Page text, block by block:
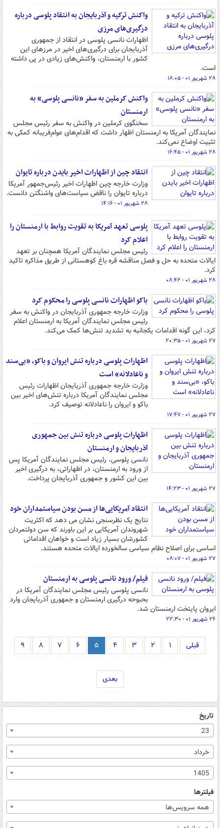
واکنش ترکیه و آذربایجان به انتقاد پلوسی درباره
درگیری‌های مرزی
اظهارات نانسی پلوسی در انتقاد از جمهوری
آذربایجان برای درگیری‌های اخیر در مرزهای این
کشور با ارمنستان، واکنش‌های زیادی در پی داشته
است.
۲۸ شهریور ۰۱ - ۱۸:۰۵
واکنش کرملین به سفر «نانسی پلوسی» به
ارمنستان
سخنگوی کرملین در واکنش به سفر رئیس مجلس
نمایندگان آمریکا به ارمنستان اظهار داشت که اقدام‌های عوام‌فریبانه کمکی به
تثبیت اوضاع نمی‌کند.
۲۸ شهریور ۰۱ - ۱۶:۴۵
انتقاد چین از اظهارات اخیر بایدن درباره تایوان
وزارت خارجه چین اظهارات اخیر رئیس‌جمهور آمریکا
درباره تایوان را ناقض سیاست‌های واشنگتن دانست.
۲۸ شهریور ۰۱ - ۱۴:۱۶
پلوسی تعهد آمریکا به تقویت روابط با ارمنستان را
اعلام کرد
رئیس مجلس نمایندگان آمریکا همچنان بر تعهد
ایالات متحده به حل و فصل مناقشه قره باغ کوهستانی از طریق مذاکره تاکید
کرد.
۲۸ شهریور ۰۱ - ۰۸:۴۲
باکو اظهارات نانسی پلوسی را محکوم کرد
وزارت خارجه جمهوری آذربایجان در واکنش به سفر
رئیس مجلس نمایندگان آمریکا به ارمنستان اعلام
کرد، این گونه اقدامات یکجانبه به تشدید تنش‌ها کمک می‌کند.
۲۷ شهریور ۰۱ - ۲۰:۳۵
اظهارات پلوسی درباره تنش ایروان و باکو، «بی‌سند
و ناعادلانه» است
وزارت خارجه جمهوری آذربایجان اظهارات رئیس
مجلس نمایندگان آمریکا درباره تنش‌های اخیر بین
باکو و ایروان را ناعادلانه توصیف کرد.
۲۷ شهریور ۰۱ - ۱۷:۴۷
اظهارات پلوسی درباره تنش بین جمهوری
آذربایجان و ارمنستان
نانسی پلوسی، رئیس مجلس نمایندگان آمریکا پس
از ورود به ارمنستان، در اظهاراتی، به درگیری اخیر
بین این کشور و جمهوری آذربایجان پرداخت.
۲۷ شهریور ۰۱ - ۱۴:۲۳
انتقاد آمریکایی‌ها از مسن بودن سیاستمداران خود
نتایج یک نظرسنجی نشان می دهد که اکثریت
شهروندان آمریکایی بر این باورند که سن دولتمردان
کشورشان بسیار زیاد است و خواهان اقداماتی
اساسی برای اصلاح نظام سیاسی سالخورده ایالات متحده هستند.
۲۷ شهریور ۰۱ - ۰۸:۰۷
فیلم/ ورود نانسی پلوسی به ارمنستان
نانسی پلوسی رئیس مجلس نمایندگان آمریکا در
بحبوحه درگیری ارمنستان و جمهوری آذربایجان وارد
ایروان پایتخت ارمنستان شد.
۲۶ شهریور ۰۱ - ۲۲:۳۰
قبلی ۱ ۲ ۳ ۴ ۵ ۶ ۷ ۸ ۹
بعدی
تاریخ
23
خرداد
1405
فیلترها
همه سرویس‌ها